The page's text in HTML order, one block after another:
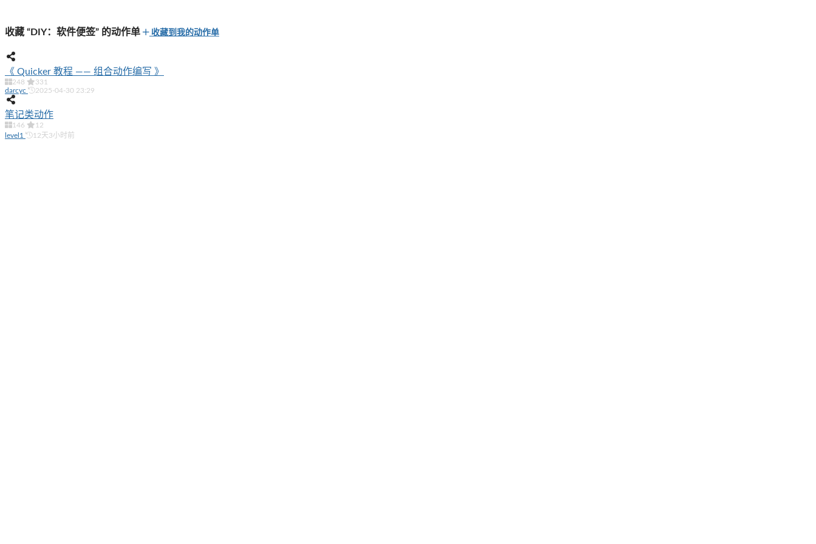
收藏 “DIY：软件便签” 的动作单 收藏到我的动作单
《 Quicker 教程 —— 组合动作编写 》
248
331
darcyc
2025-04-30 23:29
笔记类动作
146
12
level1
12天3小时前